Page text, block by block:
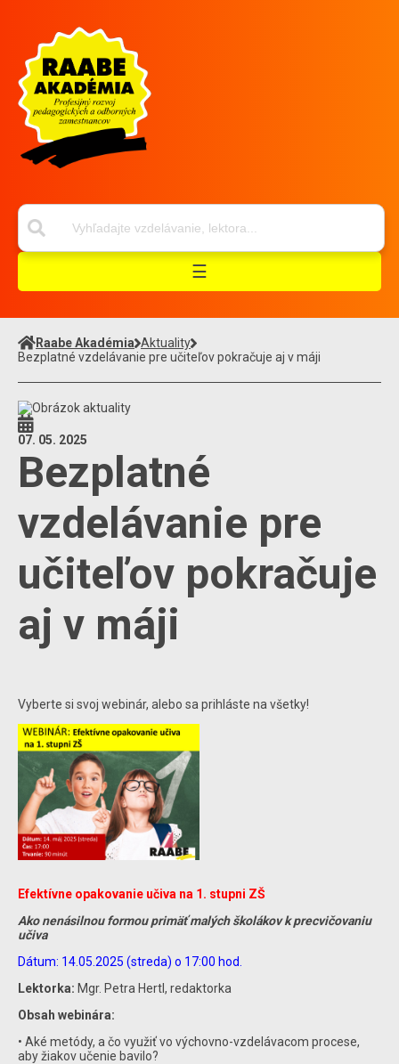
☰
Raabe Akadémia Aktuality
Bezplatné vzdelávanie pre učiteľov pokračuje aj v máji
07. 05. 2025
Bezplatné
vzdelávanie pre
učiteľov pokračuje
aj v máji
Vyberte si svoj webinár, alebo sa prihláste na všetky!
Efektívne opakovanie učiva na 1. stupni ZŠ
Ako nenásilnou formou primäť malých školákov k precvičovaniu
učiva
Dátum: 14.05.2025 (streda) o 17:00 hod.
Lektorka: Mgr. Petra Hertl, redaktorka
Obsah webinára:
• Aké metódy, a čo využiť vo výchovno-vzdelávacom procese,
aby žiakov učenie bavilo?